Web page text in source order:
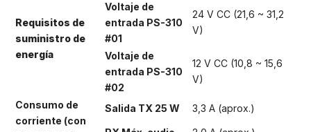
Requisitos de
suministro de
energía
Voltaje de
entrada PS-310
#01
24 V CC (21,6 ~ 31,2
V)
Voltaje de
entrada PS-310
#02
12 V CC (10,8 ~ 15,6
V)
Consumo de
corriente (con
Salida TX 25 W 3,3 A (aprox.)